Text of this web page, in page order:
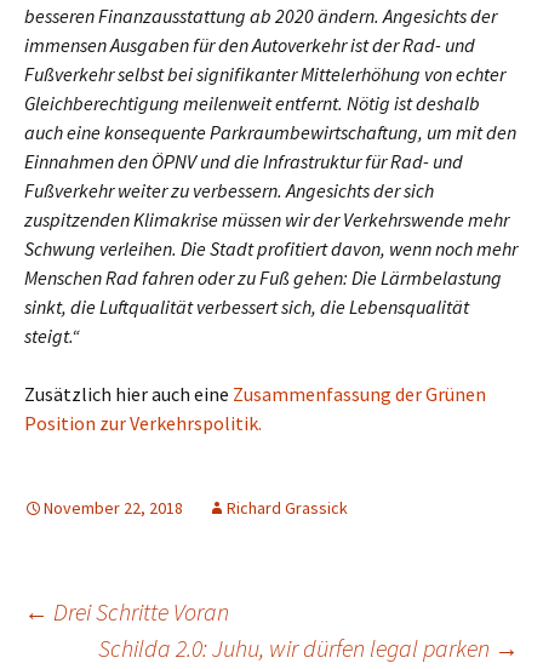
besseren Finanzausstattung ab 2020 ändern. Angesichts der
immensen Ausgaben für den Autoverkehr ist der Rad- und
Fußverkehr selbst bei signifikanter Mittelerhöhung von echter
Gleichberechtigung meilenweit entfernt. Nötig ist deshalb
auch eine konsequente Parkraumbewirtschaftung, um mit den
Einnahmen den ÖPNV und die Infrastruktur für Rad- und
Fußverkehr weiter zu verbessern. Angesichts der sich
zuspitzenden Klimakrise müssen wir der Verkehrswende mehr
Schwung verleihen. Die Stadt profitiert davon, wenn noch mehr
Menschen Rad fahren oder zu Fuß gehen: Die Lärmbelastung
sinkt, die Luftqualität verbessert sich, die Lebensqualität
steigt.“
Zusätzlich hier auch eine Zusammenfassung der Grünen
Position zur Verkehrspolitik.
November 22, 2018 Richard Grassick
Beitrags-
← Drei Schritte Voran
Schilda 2.0: Juhu, wir dürfen legal parken →